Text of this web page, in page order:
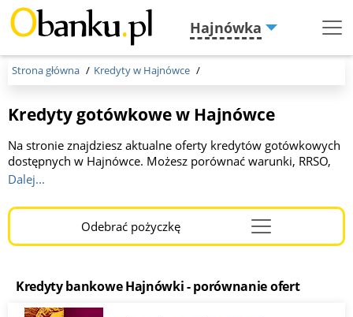
Hajnówka
Menu
Strona główna Kredyty w Hajnówce
Kredyty gotówkowe w Hajnówce
Na stronie znajdziesz aktualne oferty kredytów gotówkowych
dostępnych w Hajnówce. Możesz porównać warunki, RRSO,
okres spłaty oraz wymagania banków. Wszystkie kredyty
można złożyć online lub w oddziałach banków. To wygodne
narzędzie, które pomoże Ci znaleźć najkorzystniejszą ofertę
finansowania.
Dalej...
Odebrać pożyczkęMenu
Burger
Kredyty bankowe Hajnówki - porównanie ofert